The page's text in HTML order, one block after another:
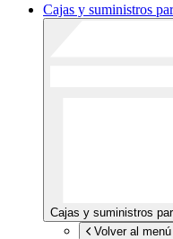
Cajas y suministros
Cajas y suministros
Volver al